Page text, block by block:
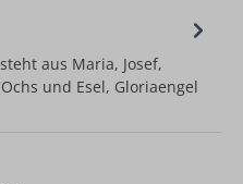
aus Maria, Josef,
und Esel, Gloriaengel